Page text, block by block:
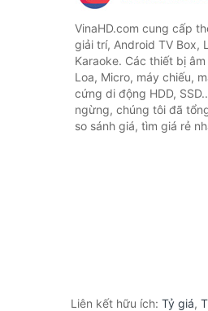
VinaHD.com cung cấp
giải trí, Android TV Box,
Karaoke. Các thiết bị
Loa, Micro, máy chiếu,
cứng di động HDD,
ngừng, chúng tôi đã
so sánh giá, tìm giá rẻ
Liên kết hữu ích: Tỷ giá,